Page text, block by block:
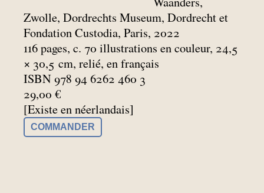
Zwolle, Dordrechts Museum, Dordrecht et
Fondation Custodia, Paris, 2022
116 pages, c. 70 illustrations en couleur, 24,5
× 30,5 cm, relié, en français
ISBN 978 94 6262 460 3
29,00 €
[Existe en néerlandais]
COMMANDER